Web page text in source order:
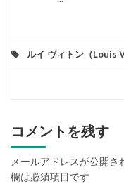
ルイ ヴィトン（Louis
コメントを残す
メールアドレスが公開さ
欄は必須項目です